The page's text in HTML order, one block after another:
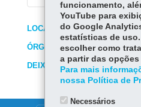
LOCAIS DE ATENDIMENTO
ÓRGÃO RESPONSÁVEL
DEIXE SUA OPINIÃO
funcionamento,
YouTube para
do Google
estatísticas de
escolher como
a partir das opções
Para mais
nossa Política de
Necessários